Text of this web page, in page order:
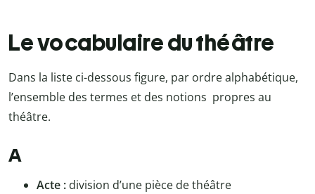
Le vocabulaire du théâtre
Dans la liste ci-dessous figure, par ordre alphabétique,
l’ensemble des termes et des notions propres au
théâtre.
A
Acte : division d’une pièce de théâtre